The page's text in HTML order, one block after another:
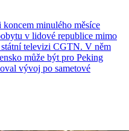
minulého měsíce
v lidové republice mimo
televizi CGTN. V něm
může být pro Peking
vývoj po sametové